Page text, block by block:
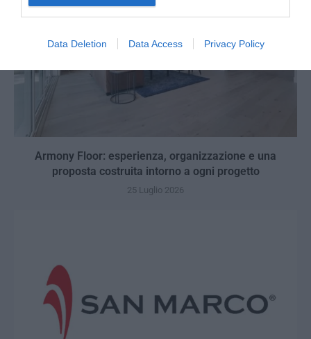
Data Deletion Data Access Privacy Policy
Armony Floor: esperienza, organizzazione e una
proposta costruita intorno a ogni progetto
25 Luglio 2026